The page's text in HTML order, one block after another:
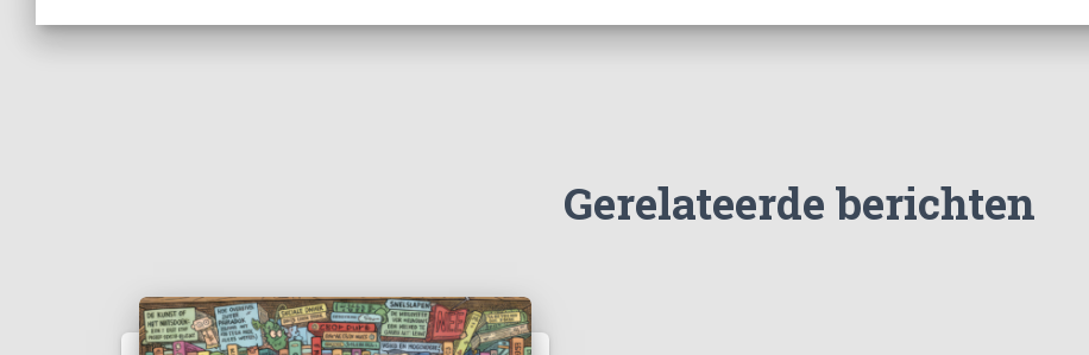
Gerelateerde berichten